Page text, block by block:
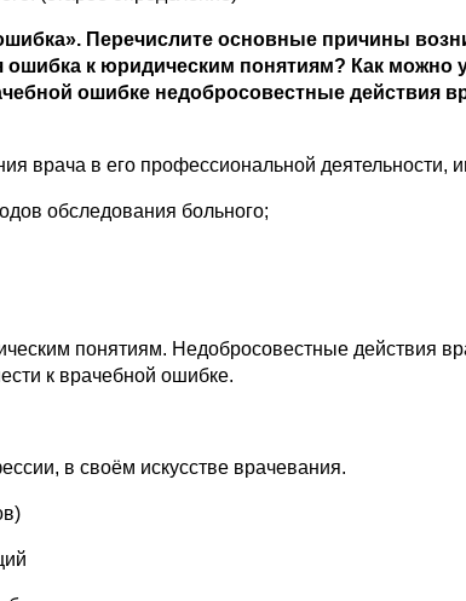
Перечислите основные причины
ошибка к юридическим понятиям? Как можно
ошибке недобросовестные действия
врача в его профессиональной деятельности,
обследования больного;
понятиям. Недобросовестные действия
к врачебной ошибке.
в своём искусстве врачевания.